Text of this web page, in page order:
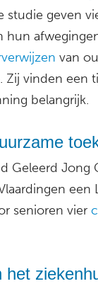
studie geven
hun
van
Zij vinden een
belangrijk.
Geleerd Jong
een
senioren vier
het